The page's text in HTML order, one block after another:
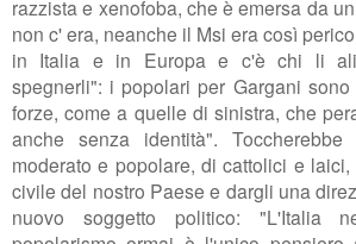
razzista e xenofoba, che è emersa da
non c' era, neanche il Msi era così
in Italia e in Europa e c'è chi li
spegnerli": i popolari per Gargani
forze, come a quelle di sinistra, che
anche senza identità".
moderato e popolare, di cattolici e laici,
civile del nostro Paese e dargli una
nuovo soggetto politico: "L'Italia